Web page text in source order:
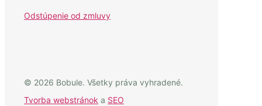
Odstúpenie od zmluvy
© 2026 Bobule. Všetky práva vyhradené.
Tvorba webstránok a SEO